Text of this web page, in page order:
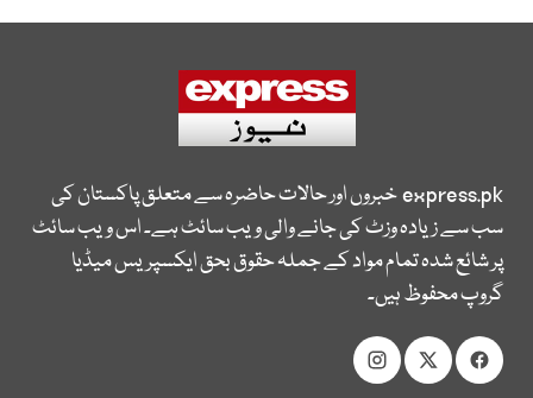
express.pkخبروں اور حالات حاضرہ سے متعلق پاکستان کی
سب سے زیادہ وزٹ کی جانے والی ویب سائٹ ہے۔ اس ویب سائٹ
پر شائع شدہ تمام مواد کے جملہ حقوق بحق ایکسپریس میڈیا
گروپ محفوظ ہیں۔